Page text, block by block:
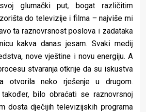
glumački put, bogat različitim
do televizije i filma – najviše mi
ta raznovrsnost poslova i zadataka
kakva danas jesam. Svaki medij
nove vještine i novu energiju. A
stvaranja otkrije da su iskustva
otvorila neko rješenje u drugom.
bilo obraćati se raznovrsnoj
dosta dječijih televizijskih programa